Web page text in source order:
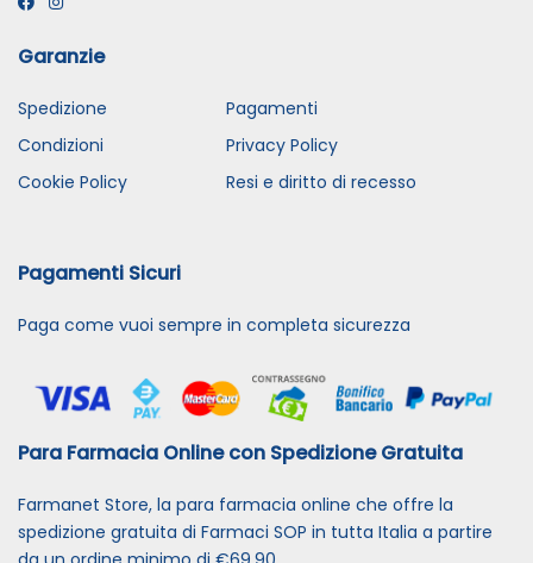
Garanzie
Spedizione
Pagamenti
Condizioni
Privacy Policy
Cookie Policy
Resi e diritto di recesso
Pagamenti Sicuri
Paga come vuoi sempre in completa sicurezza
Para Farmacia Online con Spedizione Gratuita
Farmanet Store, la para farmacia online che offre la
spedizione gratuita di Farmaci SOP in tutta Italia a partire